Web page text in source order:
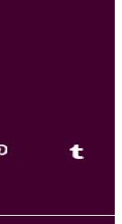
görev
durumunu